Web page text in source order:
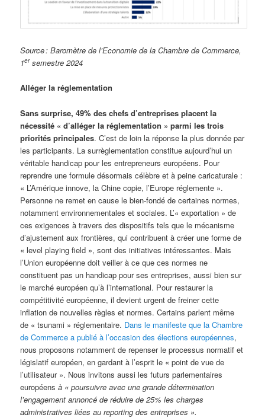
Source : Baromètre de l’Economie de la Chambre de Commerce,
1ersemestre 2024
Alléger la réglementation
Sans surprise, 49% des chefs d’entreprises placent la
nécessité « d’alléger la réglementation » parmi les trois
priorités principales. C’est de loin la réponse la plus donnée par
les participants. La surrèglementation constitue aujourd’hui un
véritable handicap pour les entrepreneurs européens. Pour
reprendre une formule désormais célèbre et à peine caricaturale :
« L’Amérique innove, la Chine copie, l’Europe réglemente ».
Personne ne remet en cause le bien-fondé de certaines normes,
notamment environnementales et sociales. L’« exportation » de
ces exigences à travers des dispositifs tels que le mécanisme
d’ajustement aux frontières, qui contribuent à créer une forme de
« level playing field », sont des initiatives intéressantes. Mais
l’Union européenne doit veiller à ce que ces normes ne
constituent pas un handicap pour ses entreprises, aussi bien sur
le marché européen qu’à l’international. Pour restaurer la
compétitivité européenne, il devient urgent de freiner cette
inflation de nouvelles règles et normes. Certains parlent même
de « tsunami » réglementaire. Dans le manifeste que la Chambre
de Commerce a publié à l’occasion des élections européennes,
nous proposons notamment de repenser le processus normatif et
législatif européen, en gardant à l’esprit le « point de vue de
l’utilisateur ». Nous invitons aussi les futurs parlementaires
européensà « poursuivre avec une grande détermination
l’engagement annoncé de réduire de 25% les charges
administratives liées au reporting des entreprises ».